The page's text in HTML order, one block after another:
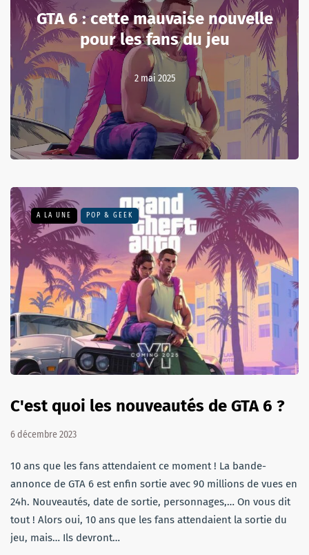
GTA 6 : cette mauvaise nouvelle
pour les fans du jeu
2 mai 2025
A LA UNE POP & GEEK
C'est quoi les nouveautés de GTA 6 ?
6 décembre 2023
10 ans que les fans attendaient ce moment ! La bande-
annonce de GTA 6 est enfin sortie avec 90 millions de vues en
24h. Nouveautés, date de sortie, personnages,… On vous dit
tout ! Alors oui, 10 ans que les fans attendaient la sortie du
jeu, mais… Ils devront…